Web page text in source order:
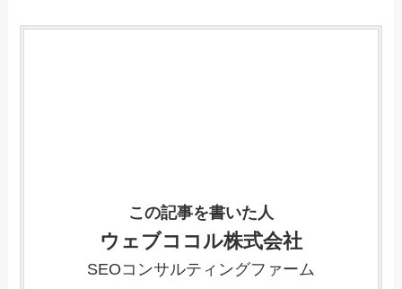
この記事を書いた人
ウェブココル株式会社
SEOコンサルティングファーム